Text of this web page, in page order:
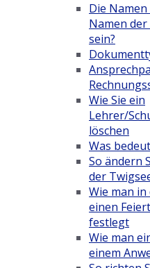
Die
Namen
sein?
Wie Sie ein
Lehrer/
löschen
Was
So ändern
der
Wie man
einen
festlegt
Wie man
einem